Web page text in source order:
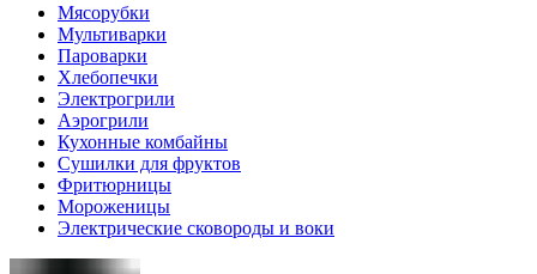
Мясорубки
Мультиварки
Пароварки
Хлебопечки
Электрогрили
Аэрогрили
Кухонные комбайны
Сушилки для фруктов
Фритюрницы
Мороженицы
Электрические сковороды и воки